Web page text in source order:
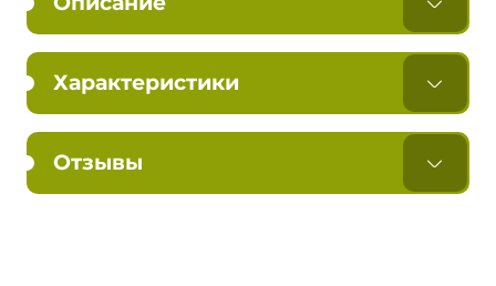
Характеристики
Отзывы